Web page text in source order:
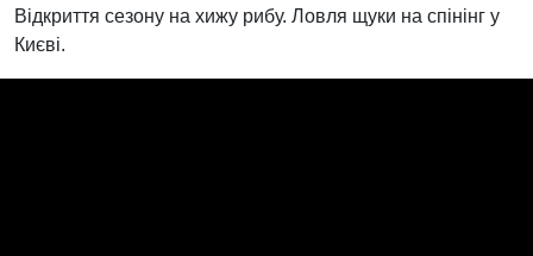
Відкриття сезону на хижу рибу. Ловля щуки на спінінг у
Києві.